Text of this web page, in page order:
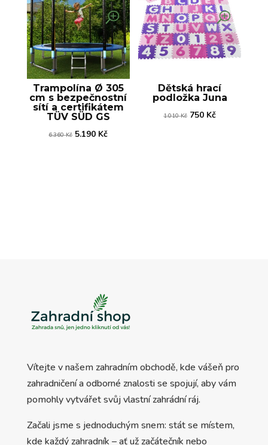
Trampolína Ø 305
cm s bezpečnostní
sítí a certifikátem
TÜV SÜD GS
6.360Kč Původní
5.190 KčAktuální
Dětská hrací
podložka Juna
1.010Kč Původní
750 KčAktuální
Vítejte v našem zahradním obchodě, kde vášeň pro
zahradničení a odborné znalosti se spojují, aby vám
pomohly vytvářet svůj vlastní zahrádní ráj.
Začali jsme s jednoduchým snem: stát se místem,
kde každý zahradník – ať už začátečník nebo